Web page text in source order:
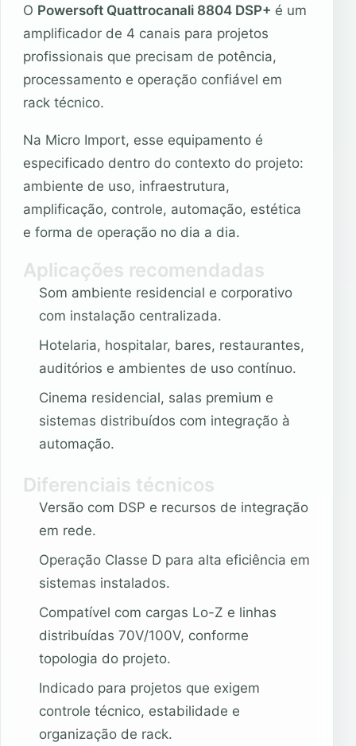
O Powersoft Quattrocanali 8804 DSP+ é um
amplificador de 4 canais para projetos
profissionais que precisam de potência,
processamento e operação confiável em
rack técnico.
Na Micro Import, esse equipamento é
especificado dentro do contexto do projeto:
ambiente de uso, infraestrutura,
amplificação, controle, automação, estética
e forma de operação no dia a dia.
Aplicações recomendadas
Som ambiente residencial e corporativo
com instalação centralizada.
Hotelaria, hospitalar, bares, restaurantes,
auditórios e ambientes de uso contínuo.
Cinema residencial, salas premium e
sistemas distribuídos com integração à
automação.
Diferenciais técnicos
Versão com DSP e recursos de integração
em rede.
Operação Classe D para alta eficiência em
sistemas instalados.
Compatível com cargas Lo-Z e linhas
distribuídas 70V/100V, conforme
topologia do projeto.
Indicado para projetos que exigem
controle técnico, estabilidade e
organização de rack.